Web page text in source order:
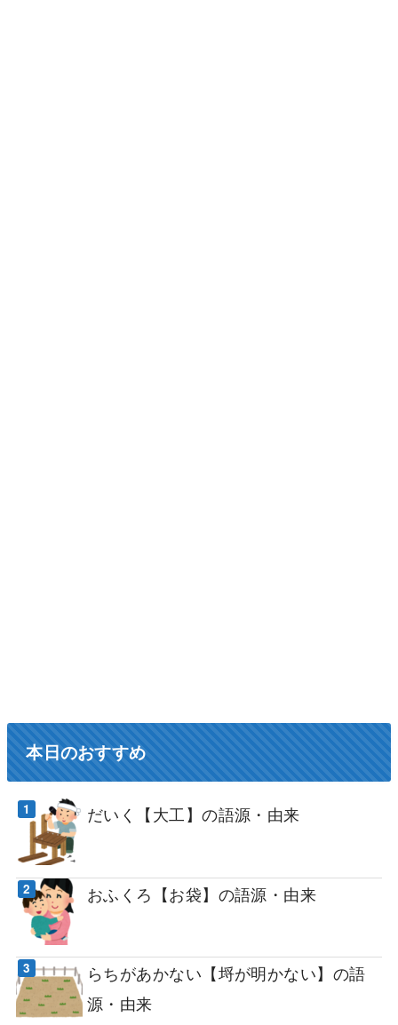
本日のおすすめ
だいく【大工】の語源・由来
おふくろ【お袋】の語源・由来
らちがあかない【埒が明かない】の語
源・由来